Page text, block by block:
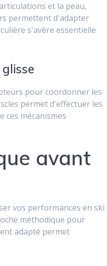
et la peau,
permettent d'adapter
s'avère essentielle
pour coordonner les
permet d'effectuer les
ces mécanismes
avant
vos performances en ski
méthodique pour
adapté permet